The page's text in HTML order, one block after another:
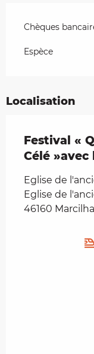
Chèques
Espèce
Localisation
Festival «
Célé »avec
Eglise de
Eglise de
46160